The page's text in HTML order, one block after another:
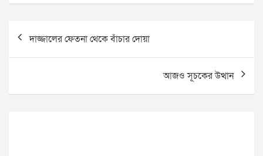
Post
navigation
দাজ্জালের ফেতনা থেকে বাঁচার দোয়া
আজও সূচকের উত্থান